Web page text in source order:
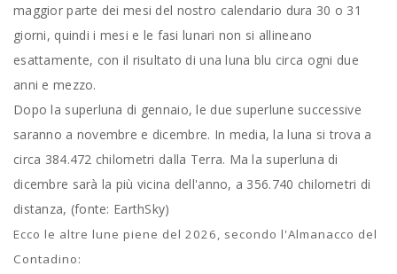
maggior parte dei mesi del nostro calendario dura 30 o 31
giorni, quindi i mesi e le fasi lunari non si allineano
esattamente, con il risultato di una luna blu circa ogni due
anni e mezzo.
Dopo la superluna di gennaio, le due superlune successive
saranno a novembre e dicembre. In media, la luna si trova a
circa 384.472 chilometri dalla Terra. Ma la superluna di
dicembre sarà la più vicina dell'anno, a 356.740 chilometri di
distanza, (fonte: EarthSky)
Ecco le altre lune piene del 2026, secondo l'Almanacco del
Contadino: